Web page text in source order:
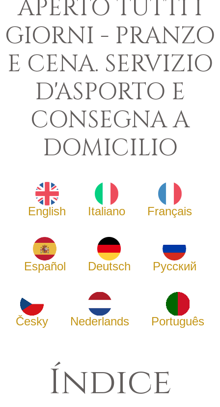
APERTO TUTTI I
GIORNI - PRANZO
E CENA. SERVIZIO
D'ASPORTO E
CONSEGNA A
DOMICILIO
English Italiano Français
Español Deutsch Русский
Česky Nederlands Português
Índice